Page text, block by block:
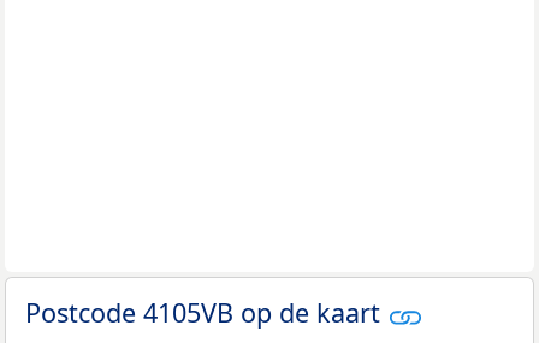
Postcode 4105VB op de kaart